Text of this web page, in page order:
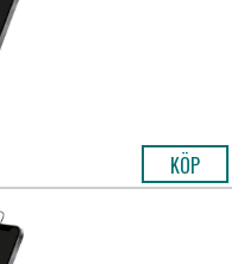
KÖP